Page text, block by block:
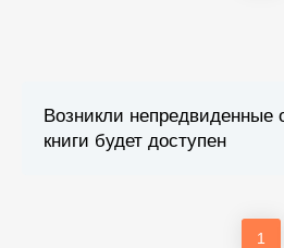
Возникли
книги будет доступен
1